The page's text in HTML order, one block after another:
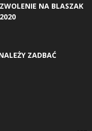
NA BLASZAK
ZADBAĆ